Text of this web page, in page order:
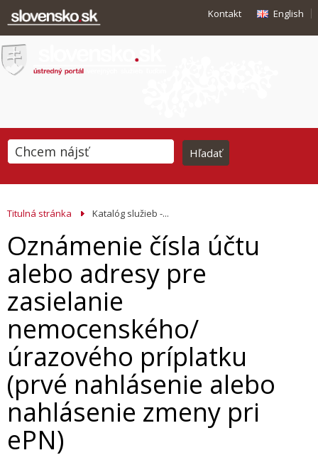
Kontakt English
Titulná stránka Katalóg služieb -...
Oznámenie čísla účtu
alebo adresy pre
zasielanie
nemocenského/
úrazového príplatku
(prvé nahlásenie alebo
nahlásenie zmeny pri
ePN)